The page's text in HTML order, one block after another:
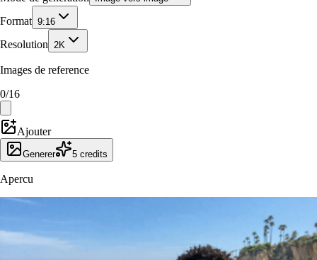
Format 9:16
Resolution 2K
Images de reference
0/16
Ajouter
Generer 5 credits
Apercu